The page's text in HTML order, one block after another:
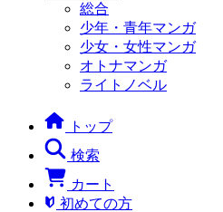
総合
少年・青年マンガ
少女・女性マンガ
オトナマンガ
ライトノベル
トップ
検索
カート
初めての方